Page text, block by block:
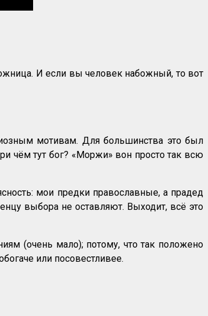
И если вы человек набожный, то вот
мотивам. Для большинства это был
чём тут бог? «Моржи» вон просто так всю
мои предки православные, а прадед
выбора не оставляют. Выходит, всё это
(очень мало); потому, что так положено
или посовестливее.